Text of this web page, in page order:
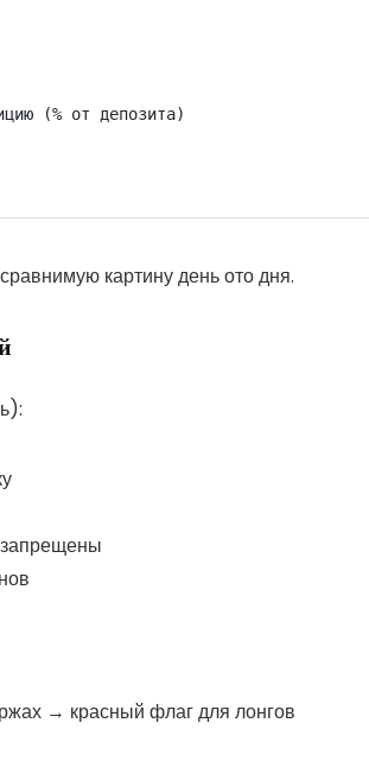
картину день ото дня.
→ красный флаг для лонгов